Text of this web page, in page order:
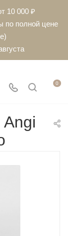
10 000 ₽
по полной цене
0